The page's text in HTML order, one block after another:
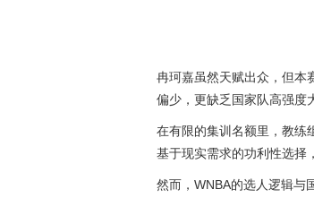
冉珂嘉虽然天赋出众，但本
偏少，更缺乏国家队高强度
在有限的集训名额里，教练
基于现实需求的功利性选择
然而，WNBA的选人逻辑与